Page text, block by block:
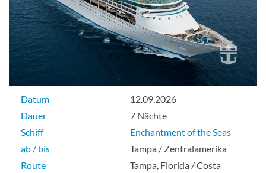
Datum
12.09.2026
Dauer
7 Nächte
Schiff
Enchantment of the Seas
ab / bis
Tampa / Zentralamerika
Route
Tampa, Florida / Costa